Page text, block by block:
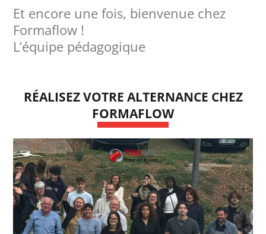
Et encore une fois, bienvenue chez
Formaflow !
L’équipe pédagogique
RÉALISEZ VOTRE ALTERNANCE CHEZ
FORMAFLOW